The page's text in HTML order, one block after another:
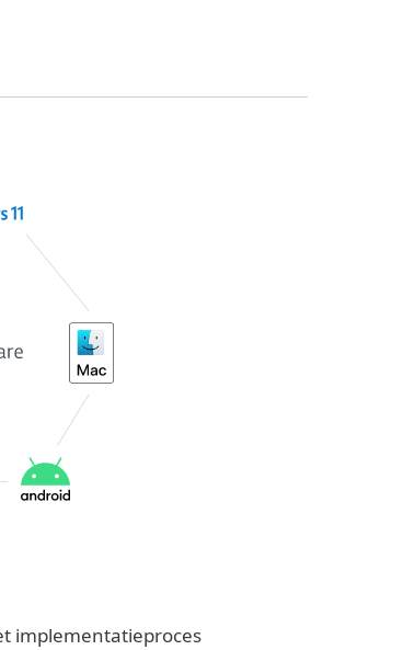
implementatieproces